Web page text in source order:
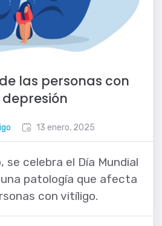
las personas con
13 enero, 2025
se celebra el Día Mundial
patología que afecta
con vitíligo.